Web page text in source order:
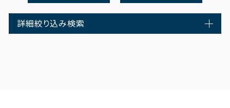
詳細絞り込み検索